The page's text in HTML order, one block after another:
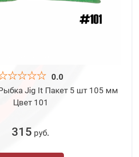
0.0
Jig It Пакет 5 шт 105 мм
Цвет 101
315 руб.